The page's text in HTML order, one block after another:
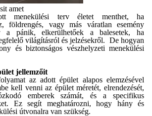
amet
menekülési terv életet menthet, ha
földrengés, vagy más váratlan esemény
pánik, elkerülhetőek a balesetek, ha
világításról és jelzésekről. De hogyan
és biztonságos vészhelyzeti menekülési
jellemzőit
az adott épület alapos elemzésével
kell venni az épület méretét, elrendezését,
emberek számát, és a specifikus
Ez segít meghatározni, hogy hány és
útvonalra van szükség.